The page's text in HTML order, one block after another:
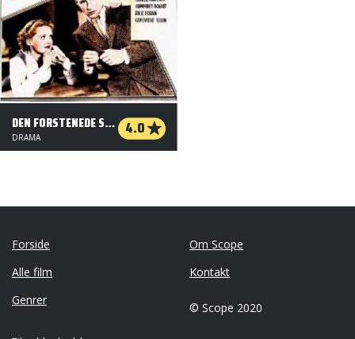
DEN FORSTENEDE SKOV 4.0
DRAMA
Forside
Alle film
Genrer
Om Scope
Kontakt
© Scope 2020